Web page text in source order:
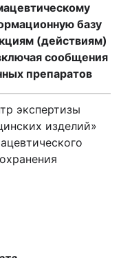
базу
(действиям)
сообщения
препаратов
экспертизы
изделий»